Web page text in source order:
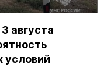
августа
условий